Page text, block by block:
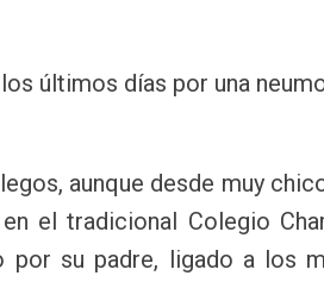
últimos días por una
aunque desde muy
el tradicional Colegio
por su padre, ligado a los